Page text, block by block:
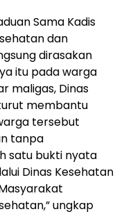
Sama Kadis
dan
dirasakan
itu pada warga
maligas, Dinas
membantu
tersebut
tanpa
satu bukti nyata
Dinas Kesehatan
ungkap